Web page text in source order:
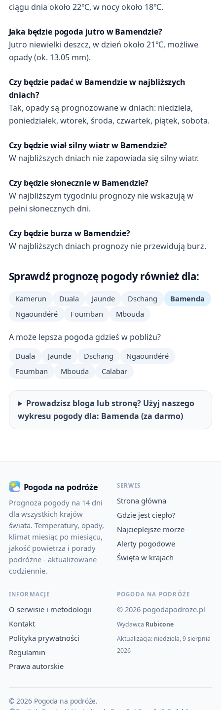
ciągu dnia około 22℃, w nocy około 18℃.
Jaka będzie pogoda jutro w Bamendzie?
Jutro niewielki deszcz, w dzień około 21℃, możliwe
opady (ok. 13.05 mm).
Czy będzie padać w Bamendzie w najbliższych
dniach?
Tak, opady są prognozowane w dniach: niedziela,
poniedziałek, wtorek, środa, czwartek, piątek, sobota.
Czy będzie wiał silny wiatr w Bamendzie?
W najbliższych dniach nie zapowiada się silny wiatr.
Czy będzie słonecznie w Bamendzie?
W najbliższym tygodniu prognozy nie wskazują w
pełni słonecznych dni.
Czy będzie burza w Bamendzie?
W najbliższych dniach prognozy nie przewidują burz.
Sprawdź prognozę pogody również dla:
Kamerun Duala Jaunde Dschang
Bamenda
Ngaoundéré
Foumban Mbouda
A może lepsza pogoda gdzieś w pobliżu?
Duala Jaunde Dschang
Ngaoundéré
Foumban
Mbouda Calabar
Prowadzisz bloga lub stronę? Użyj naszego
wykresu pogody dla: Bamenda (za darmo)
Pogoda na podróże
Prognoza pogody na 14 dni
dla wszystkich krajów
świata. Temperatury, opady,
klimat miesiąc po miesiącu,
jakość powietrza i porady
podróżne - aktualizowane
codziennie.
SERWIS
Strona główna
Gdzie jest ciepło?
Najcieplejsze morze
Alerty pogodowe
Święta w krajach
INFORMACJE
O serwisie i metodologii
Kontakt
Polityka prywatności
Regulamin
Prawa autorskie
POGODA NA PODRÓŻE
© 2026 pogodapodroze.pl
Wydawca Rubicone
Aktualizacja: niedziela, 9 sierpnia
2026
© 2026 Pogoda na podróże.